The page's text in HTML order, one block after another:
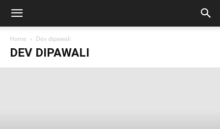
Home Dev dipawali
DEV DIPAWALI